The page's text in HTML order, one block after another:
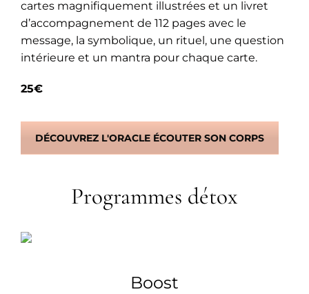
cartes magnifiquement illustrées et un livret
d’accompagnement de 112 pages avec le
message, la symbolique, un rituel, une question
intérieure et un mantra pour chaque carte.
25€
DÉCOUVREZ L'ORACLE ÉCOUTER SON CORPS
Programmes détox
Boost